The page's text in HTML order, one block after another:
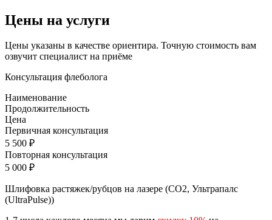
Цены на услуги
Цены указаны в качестве ориентира. Точную стоимость вам
озвучит специалист на приёме
Консультация флеболога
Наименование
Продолжительность
Цена
Первичная консультация
5 500 ₽
Повторная консультация
5 000 ₽
Шлифовка растяжек/рубцов на лазере (CO2, Ультрапалс
(UltraPulse))